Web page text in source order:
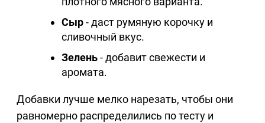
Сыр- даст румяную корочку и
сливочный вкус.
Зелень- добавит свежести и
аромата.
Добавки лучше мелко нарезать, чтобы они
равномерно распределились по тесту и